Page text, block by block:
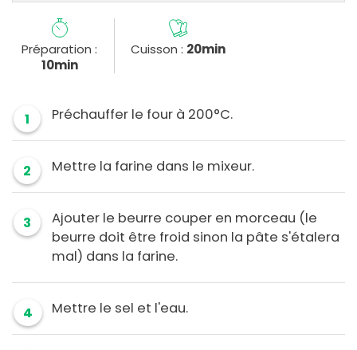
Préparation :
10min
Cuisson : 20min
1 Préchauffer le four à 200°C.
2 Mettre la farine dans le mixeur.
3
Ajouter le beurre couper en morceau (le
beurre doit être froid sinon la pâte s'étalera
mal) dans la farine.
4 Mettre le sel et l'eau.